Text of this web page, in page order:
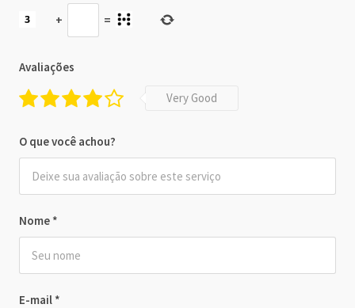
Nome *
E-mail *
+ =
Avaliações
Very Good
O que você achou?